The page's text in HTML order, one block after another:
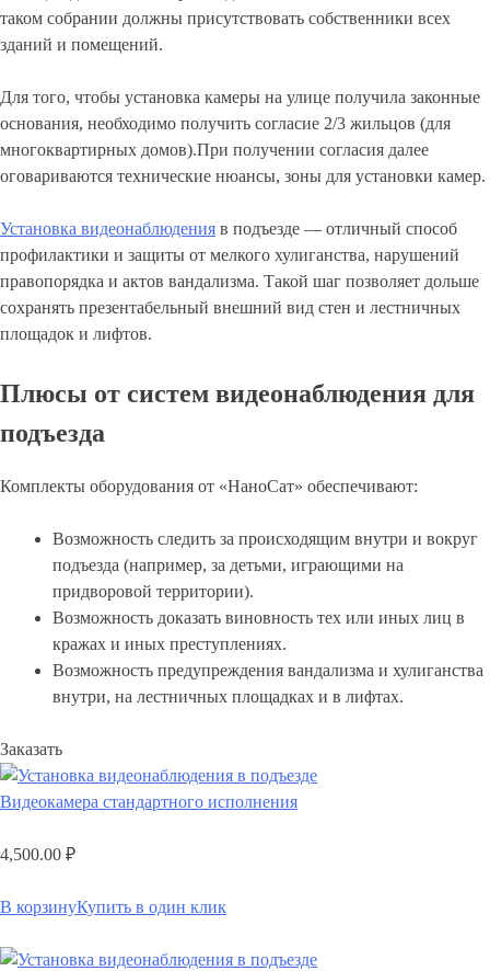
таком собрании должны присутствовать собственники всех
зданий и помещений.
Для того, чтобы установка камеры на улице получила законные
основания, необходимо получить согласие 2/3 жильцов (для
многоквартирных домов).При получении согласия далее
оговариваются технические нюансы, зоны для установки камер.
Установка видеонаблюдения в подъезде — отличный способ
профилактики и защиты от мелкого хулиганства, нарушений
правопорядка и актов вандализма. Такой шаг позволяет дольше
сохранять презентабельный внешний вид стен и лестничных
площадок и лифтов.
Плюсы от систем видеонаблюдения для
подъезда
Комплекты оборудования от «НаноСат» обеспечивают:
Возможность следить за происходящим внутри и вокруг
подъезда (например, за детьми, играющими на
придворовой территории).
Возможность доказать виновность тех или иных лиц в
кражах и иных преступлениях.
Возможность предупреждения вандализма и хулиганства
внутри, на лестничных площадках и в лифтах.
Заказать
Видеокамера стандартного исполнения
4,500.00 ₽
В корзинуКупить в один клик